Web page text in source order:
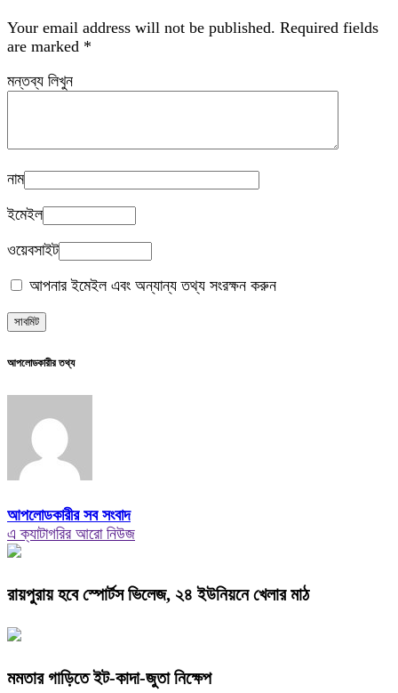
Your email address will not be published. Required fields
are marked *
মন্তব্য লিখুন
নাম
ইমেইল
ওয়েবসাইট
আপনার ইমেইল এবং অন্যান্য তথ্য সংরক্ষন করুন
আপলোডকারীর তথ্য
আপলোডকারীর সব সংবাদ
এ ক্যাটাগরির আরো নিউজ
রায়পুরায় হবে স্পোর্টস ভিলেজ, ২৪ ইউনিয়নে খেলার মাঠ
মমতার গাড়িতে ইট-কাদা-জুতা নিক্ষেপ